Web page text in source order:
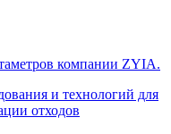
компании ZYIA.
и технологий для
отходов